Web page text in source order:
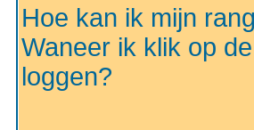
Hoe kan ik mijn
Waneer ik klik op
loggen?